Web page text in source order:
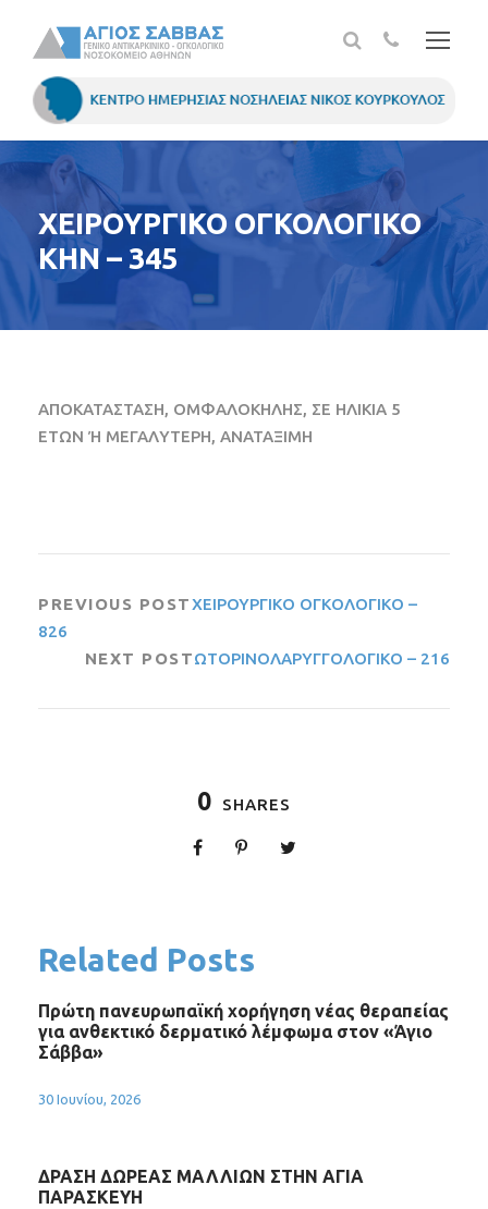
ΧΕΙΡΟΥΡΓΙΚΟ ΟΓΚΟΛΟΓΙΚΟ
ΚΗΝ – 345
ΑΠΟΚΑΤΑΣΤΑΣΗ, ΟΜΦΑΛΟΚΗΛΗΣ, ΣΕ ΗΛΙΚΙΑ 5
ΕΤΩΝ Ή ΜΕΓΑΛΥΤΕΡΗ, ΑΝΑΤΑΞΙΜΗ
PREVIOUS POSTΧΕΙΡΟΥΡΓΙΚΟ ΟΓΚΟΛΟΓΙΚΟ –
826
NEXT POSTΩΤΟΡΙΝΟΛΑΡΥΓΓΟΛΟΓΙΚΟ – 216
0 SHARES
Related Posts
Πρώτη πανευρωπαϊκή χορήγηση νέας θεραπείας
για ανθεκτικό δερματικό λέμφωμα στον «Άγιο
Σάββα»
30 Ιουνίου, 2026
ΔΡΑΣΗ ΔΩΡΕΑΣ ΜΑΛΛΙΩΝ ΣΤΗΝ ΑΓΙΑ
ΠΑΡΑΣΚΕΥΗ